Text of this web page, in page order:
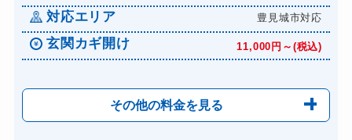
対応エリア 豊見城市対応
玄関カギ開け 11,000円～(税込)
その他の料金を見る